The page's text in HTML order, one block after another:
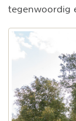
tegenwoordig